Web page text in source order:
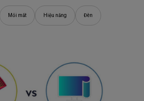
Mỏi mắt Hiệu năng Đèn